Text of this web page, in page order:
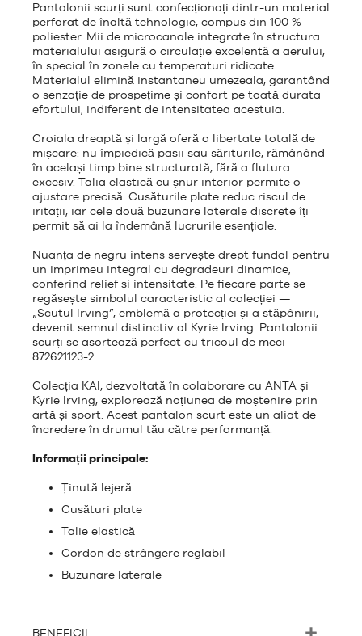
Pantalonii scurți sunt confecționați dintr-un material
perforat de înaltă tehnologie, compus din 100 %
poliester. Mii de microcanale integrate în structura
materialului asigură o circulație excelentă a aerului,
în special în zonele cu temperaturi ridicate.
Materialul elimină instantaneu umezeala, garantând
o senzație de prospețime și confort pe toată durata
efortului, indiferent de intensitatea acestuia.
Croiala dreaptă și largă oferă o libertate totală de
mișcare: nu împiedică pașii sau săriturile, rămânând
în același timp bine structurată, fără a flutura
excesiv. Talia elastică cu șnur interior permite o
ajustare precisă. Cusăturile plate reduc riscul de
iritații, iar cele două buzunare laterale discrete îți
permit să ai la îndemână lucrurile esențiale.
Nuanța de negru intens servește drept fundal pentru
un imprimeu integral cu degradeuri dinamice,
conferind relief și intensitate. Pe fiecare parte se
regăsește simbolul caracteristic al colecției —
„Scutul Irving”, emblemă a protecției și a stăpânirii,
devenit semnul distinctiv al Kyrie Irving . Pantalonii
scurți se asortează perfect cu tricoul de meci
872621123-2.
Colecția KAI, dezvoltată în colaborare cu ANTA și
Kyrie Irving, explorează noțiunea de moștenire prin
artă și sport. Acest pantalon scurt este un aliat de
încredere în drumul tău către performanță.
Informații principale:
Ținută lejeră
Cusături plate
Talie elastică
Cordon de strângere reglabil
Buzunare laterale
BENEFICII